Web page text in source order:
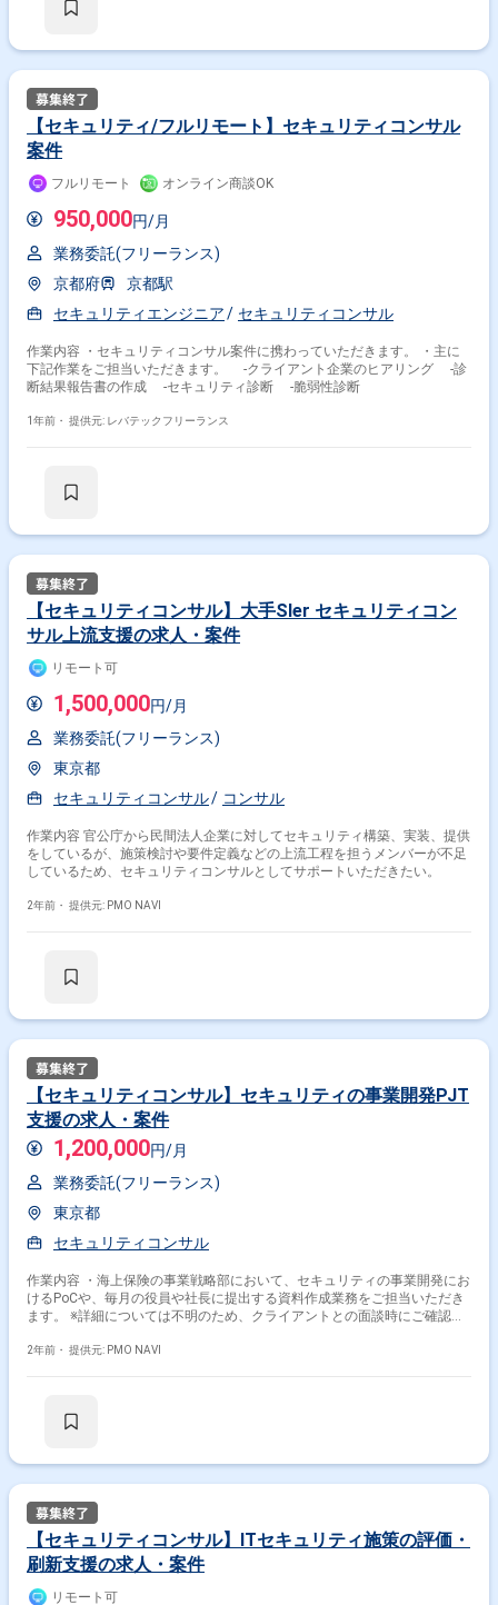
【セキュリティ/フルリモート】セキュリティコンサル
案件
フルリモート オンライン商談OK
950,000円/月
業務委託(フリーランス)
京都府
京都駅
セキュリティエンジニア
セキュリティコンサル
作業内容 ・セキュリティコンサル案件に携わっていただきます。 ・主に
下記作業をご担当いただきます。 -クライアント企業のヒアリング -診
断結果報告書の作成 -セキュリティ診断 -脆弱性診断
1年前・ 提供元: レバテックフリーランス
【セキュリティコンサル】大手SIer セキュリティコン
サル上流支援の求人・案件
リモート可
1,500,000円/月
業務委託(フリーランス)
東京都
セキュリティコンサル
コンサル
作業内容 官公庁から民間法人企業に対してセキュリティ構築、実装、提供
をしているが、施策検討や要件定義などの上流工程を担うメンバーが不足
しているため、セキュリティコンサルとしてサポートいただきたい。
2年前・ 提供元: PMO NAVI
【セキュリティコンサル】セキュリティの事業開発PJT
支援の求人・案件
1,200,000円/月
業務委託(フリーランス)
東京都
セキュリティコンサル
作業内容 ・海上保険の事業戦略部において、セキュリティの事業開発にお
けるPoCや、毎月の役員や社長に提出する資料作成業務をご担当いただき
ます。 ※詳細については不明のため、クライアントとの面談時にご確認い
2年前・ 提供元: PMO NAVI
【セキュリティコンサル】ITセキュリティ施策の評価・
刷新支援の求人・案件
リモート可
その他の条件で検索する
その他開発言語・スキルから探す